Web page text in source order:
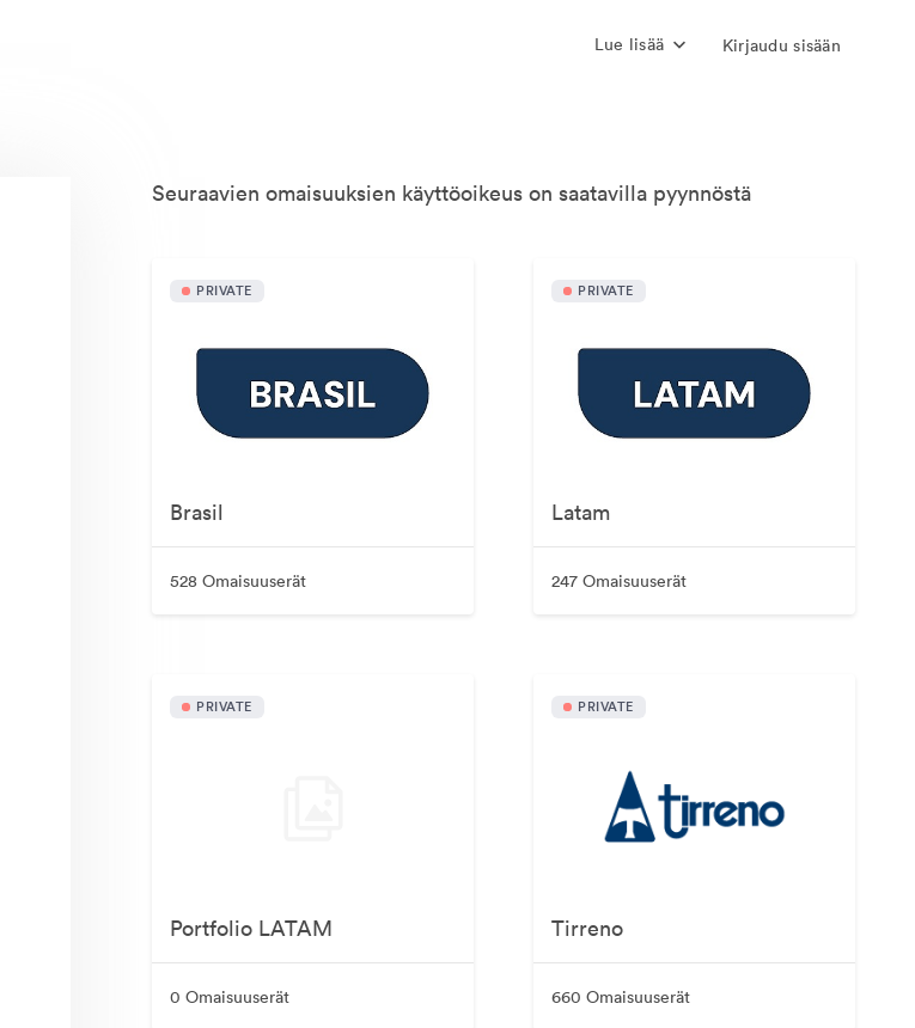
Lue lisää Kirjaudu sisään
Seuraavien omaisuuksien käyttöoikeus on saatavilla pyynnöstä
PRIVATE
Brasil
528 Omaisuuserät
PRIVATE
Latam
247 Omaisuuserät
PRIVATE
Portfolio LATAM
0 Omaisuuserät
PRIVATE
Tirreno
660 Omaisuuserät